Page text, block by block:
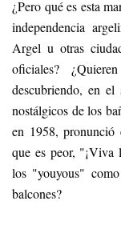
¿Pero qué es esta
independencia
Argel u otras
oficiales?
descubriendo, en
nostálgicos de los
en 1958,
que es peor,
los "youyous"
balcones?